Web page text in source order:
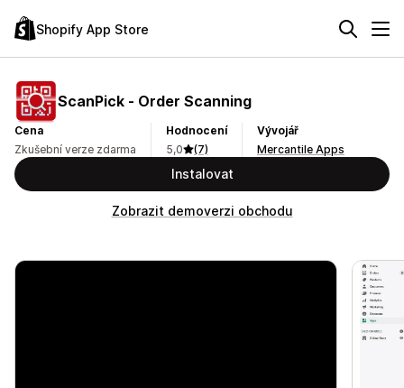
Shopify App Store
ScanPick ‑ Order Scanning
Cena
Zkušební verze zdarma
Hodnocení
5,0
(7)
Vývojář
Mercantile Apps
Instalovat
Zobrazit demoverzi obchodu